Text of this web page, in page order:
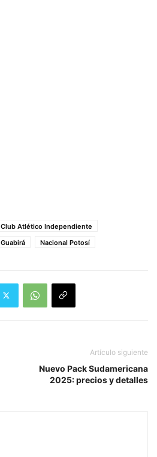
Club Atlético Independiente
Guabirá Nacional Potosí
Artículo siguiente
Nuevo Pack Sudamericana
2025: precios y detalles